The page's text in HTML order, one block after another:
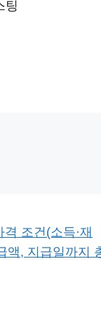
팅
조건(소득·재
액, 지급일까지